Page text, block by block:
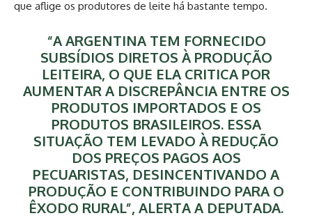
que aflige os produtores de leite há bastante tempo.
“A ARGENTINA TEM FORNECIDO
SUBSÍDIOS DIRETOS À PRODUÇÃO
LEITEIRA, O QUE ELA CRITICA POR
AUMENTAR A DISCREPÂNCIA ENTRE OS
PRODUTOS IMPORTADOS E OS
PRODUTOS BRASILEIROS. ESSA
SITUAÇÃO TEM LEVADO À REDUÇÃO
DOS PREÇOS PAGOS AOS
PECUARISTAS, DESINCENTIVANDO A
PRODUÇÃO E CONTRIBUINDO PARA O
ÊXODO RURAL”, ALERTA A DEPUTADA.